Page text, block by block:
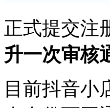
正式提交注
升一次审核
目前抖音小